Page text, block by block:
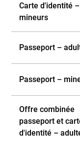
Carte d'identité –
mineurs
Passeport –
Passeport –
Offre combinée
passeport et
d'identité –